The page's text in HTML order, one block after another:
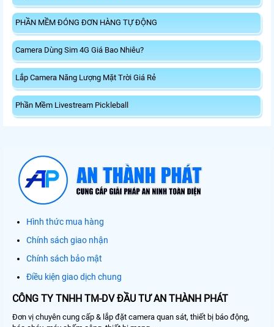
PHẦN MỀM ĐÓNG ĐƠN HÀNG TỰ ĐỘNG
Camera Dùng Sim 4G Giá Bao Nhiêu?
Lắp Camera Năng Lượng Mặt Trời Giá Rẻ
Phần Mềm Livestream Pickleball
Hình thức mua hàng
Chính sách giao nhận
Chính sách bảo mật
Điều kiện giao dịch chung
CÔNG TY TNHH TM-DV ĐẦU TƯ AN THÀNH PHÁT
Đơn vị chuyên cung cấp & lắp đặt camera quan sát, thiết bị báo động,